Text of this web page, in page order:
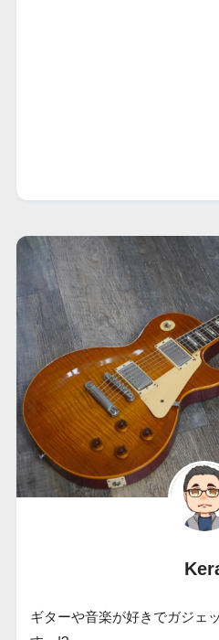
ギターや音楽が好きでガジェ